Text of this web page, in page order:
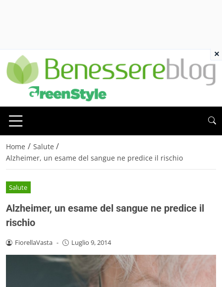
Home / Salute /
Alzheimer, un esame del sangue ne predice il rischio
Salute
Alzheimer, un esame del sangue ne predice il
rischio
FiorellaVasta - Luglio 9, 2014
×